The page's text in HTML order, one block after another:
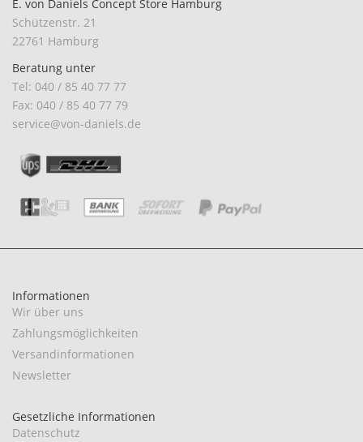
E. von Daniels Concept Store Hamburg
Schützenstr. 21
22761 Hamburg
Beratung unter
Tel: 040 / 85 40 77 77
Fax: 040 / 85 40 77 79
service@von-daniels.de
Informationen
Wir über uns
Zahlungsmöglichkeiten
Versandinformationen
Newsletter
Gesetzliche Informationen
Datenschutz